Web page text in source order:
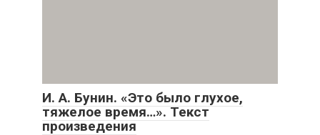
И. А. Бунин. «Это было глухое,
тяжелое время…». Текст
произведения